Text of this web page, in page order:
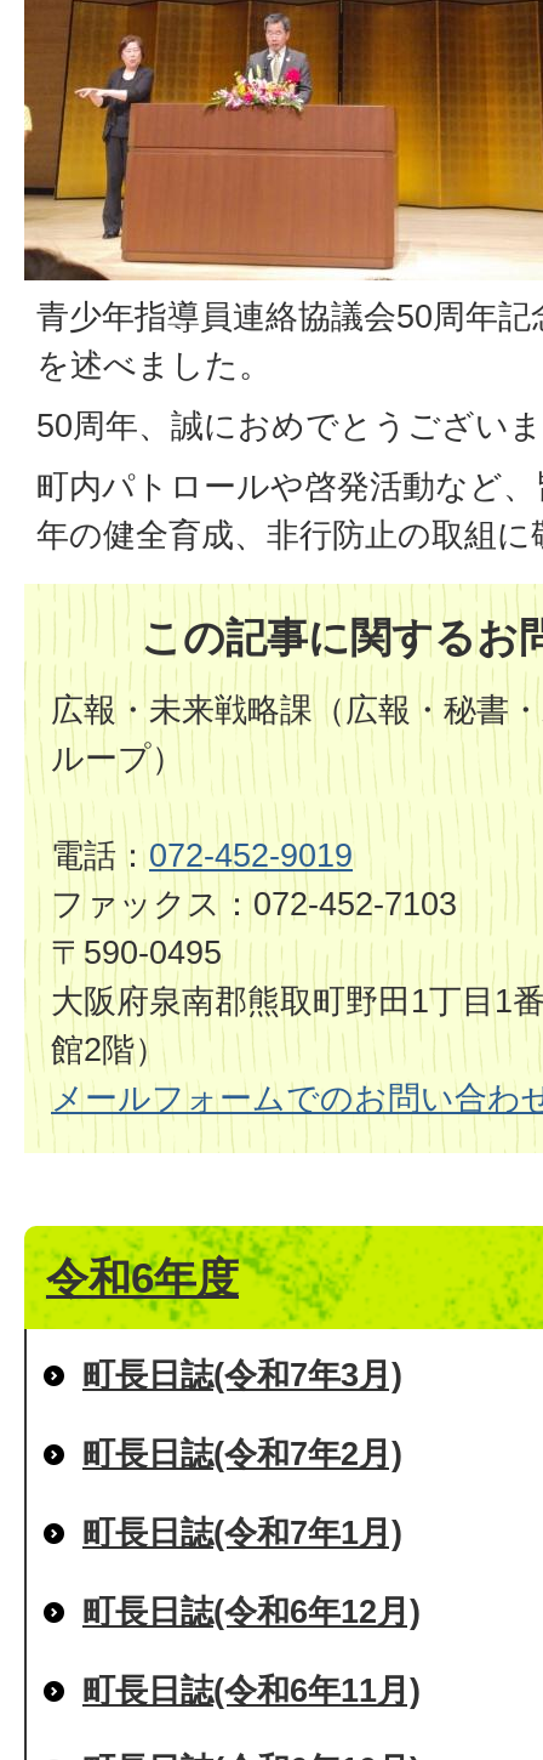
青少年指導員連絡協議会50周年
を述べました。
50周年、誠におめでとうござい
町内パトロールや啓発活動など
年の健全育成、非行防止の取組
この記事に関するお
広報・未来戦略課（広報・秘書
ループ）
電話：072-452-9019
ファックス：072-452-7103
〒590-0495
大阪府泉南郡熊取町野田1丁目1
館2階）
メールフォームでのお問い合わ
令和6年度
町長日誌(令和7年3月)
町長日誌(令和7年2月)
町長日誌(令和7年1月)
町長日誌(令和6年12月)
町長日誌(令和6年11月)